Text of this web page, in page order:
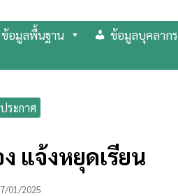
ข้อมูลพื้นฐาน ข้อมูลบุคลากร
ประกาศ
แจ้งหยุดเรียน
01/2025